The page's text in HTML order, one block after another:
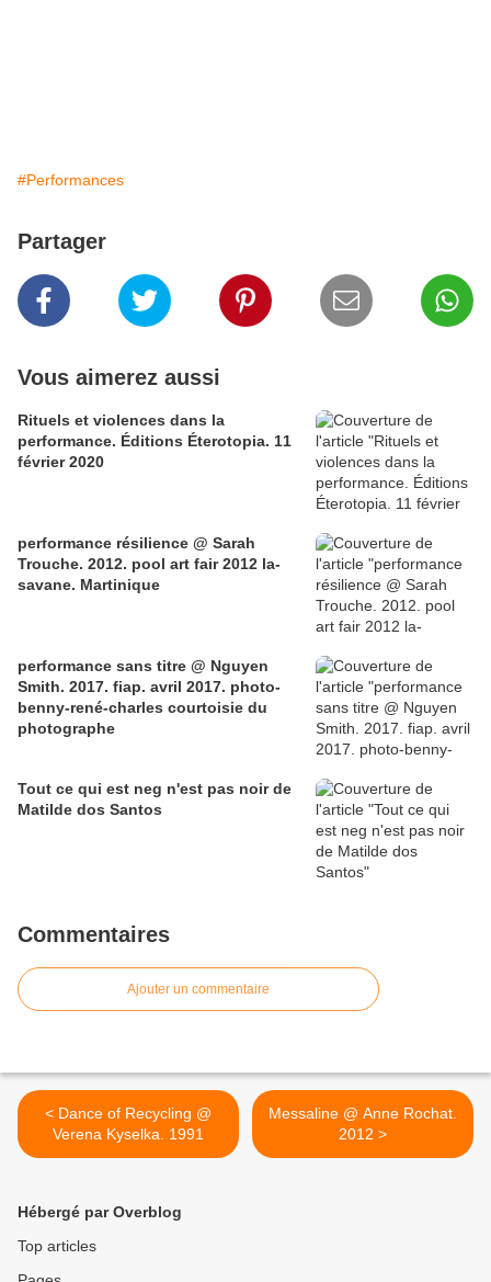
#Performances
Partager
Vous aimerez aussi
Rituels et violences dans la
performance. Éditions Éterotopia. 11
février 2020
performance résilience @ Sarah
Trouche. 2012. pool art fair 2012 la-
savane. Martinique
performance sans titre @ Nguyen
Smith. 2017. fiap. avril 2017. photo-
benny-rené-charles courtoisie du
photographe
Tout ce qui est neg n'est pas noir de
Matilde dos Santos
Commentaires
Ajouter un commentaire
< Dance of Recycling @
Verena Kyselka. 1991
Messaline @ Anne Rochat.
2012 >
Hébergé par Overblog
Top articles